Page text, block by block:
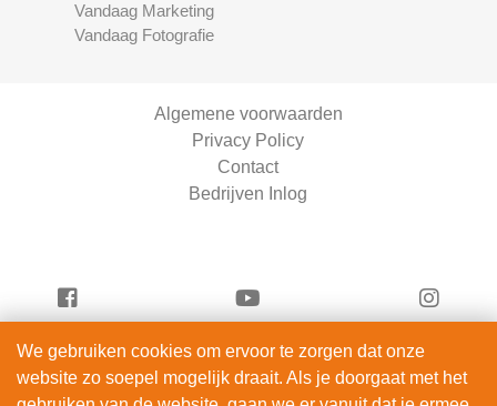
Vandaag Marketing
Vandaag Fotografie
Algemene voorwaarden
Privacy Policy
Contact
Bedrijven Inlog
Serviceright Schoonmaak is onderdeel van
ServiceRight B.V. | KVK 90914872
We gebruiken cookies om ervoor te zorgen dat onze
website zo soepel mogelijk draait. Als je doorgaat met het